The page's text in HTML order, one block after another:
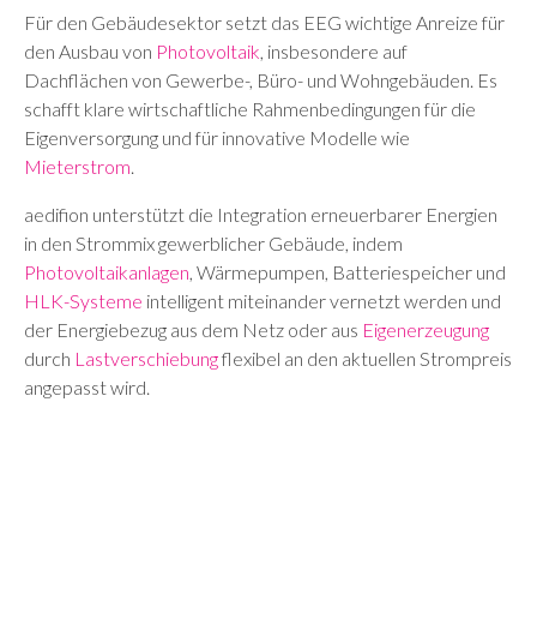
Für den Gebäudesektor setzt das EEG wichtige Anreize für
den Ausbau von Photovoltaik, insbesondere auf
Dachflächen von Gewerbe-, Büro- und Wohngebäuden. Es
schafft klare wirtschaftliche Rahmenbedingungen für die
Eigenversorgung und für innovative Modelle wie
Mieterstrom.
aedifion unterstützt die Integration erneuerbarer Energien
in den Strommix gewerblicher Gebäude, indem
Photovoltaikanlagen, Wärmepumpen, Batteriespeicher und
HLK-Systeme intelligent miteinander vernetzt werden und
der Energiebezug aus dem Netz oder aus Eigenerzeugung
durch Lastverschiebungflexibel an den aktuellen Strompreis
angepasst wird.